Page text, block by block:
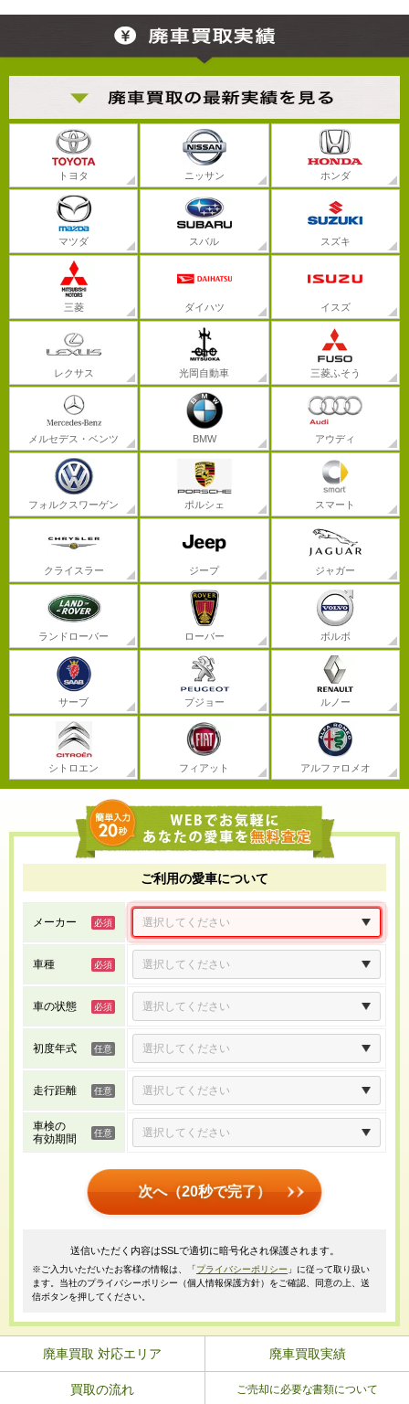
トヨタ ニッサン ホンダ
マツダ スバル スズキ
三菱 ダイハツ イスズ
レクサス 光岡自動車 三菱ふそう
メルセデス・ベンツ BMW アウディ
フォルクスワーゲン ポルシェ スマート
クライスラー ジープ ジャガー
ランドローバー ローバー ボルボ
サーブ プジョー ルノー
シトロエン フィアット アルファロメオ
ご利用の愛車について
メーカー
車種
車の状態
初度年式
走行距離
車検の
有効期間
次へ（20秒で完了）
送信いただく内容はSSLで適切に暗号化され保護されます。
※ご入力いただいたお客様の情報は、「プライバシーポリシー 」に従って取り扱い
ます。当社のプライバシーポリシー（個人情報保護方針）をご確認、同意の上、送
信ボタンを押してください。
廃車買取 対応エリア 廃車買取実績
買取の流れ ご売却に必要な書類について